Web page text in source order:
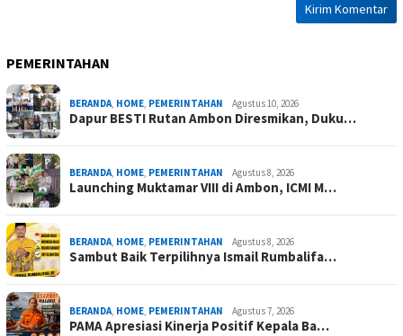
PEMERINTAHAN
BERANDA, HOME, PEMERINTAHAN Agustus 10, 2026
Dapur BESTI Rutan Ambon Diresmikan, Duku…
BERANDA, HOME, PEMERINTAHAN Agustus 8, 2026
Launching Muktamar VIII di Ambon, ICMI M…
BERANDA, HOME, PEMERINTAHAN Agustus 8, 2026
Sambut Baik Terpilihnya Ismail Rumbalifa…
BERANDA, HOME, PEMERINTAHAN Agustus 7, 2026
PAMA Apresiasi Kinerja Positif Kepala Ba…